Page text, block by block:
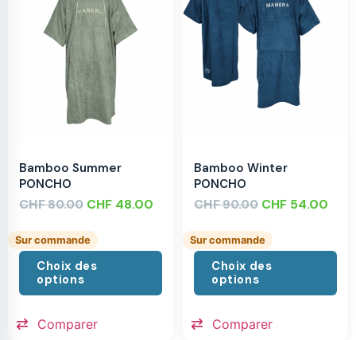
Bamboo Summer
PONCHO
CHF80.00 CHF 48.00
Sur commande
Choix des
options
Comparer
Bamboo Winter
PONCHO
CHF90.00 CHF 54.00
Sur commande
Choix des
options
Comparer